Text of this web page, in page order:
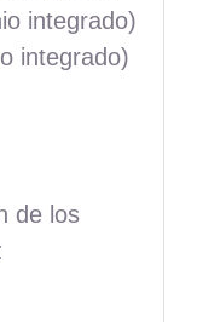
integrado)
integrado)
de los